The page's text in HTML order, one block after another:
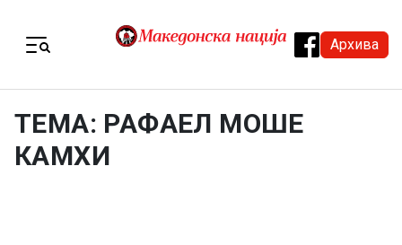
Архива
ТЕМА: РАФАЕЛ МОШЕ
КАМХИ